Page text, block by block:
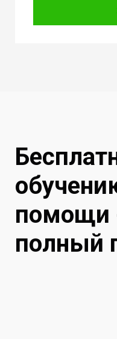
помощи
полный